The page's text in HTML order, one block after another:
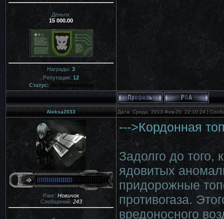
Деньги:
15 000.00
Награды: 3
Репутация: 12
Статус:За Периметром
Aleksa2033 Дата: Среда, 2013-Фев-20, 22:10:24 |
Ранг:Новичок
Сообщений:243
--->Кордонная
Задолго до
ядовитых
придорожные
противогаза.
вредоносного